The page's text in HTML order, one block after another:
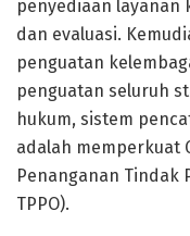
penyediaan
dan evaluasi.
penguatan
penguatan seluruh
hukum, sistem
adalah memperkuat
Penanganan Tindak
TPPO).